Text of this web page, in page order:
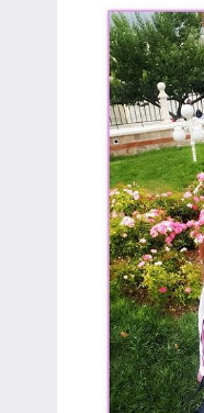
團、
主
題
旅
遊、
達
人
帶
路、
旅
遊
節
目